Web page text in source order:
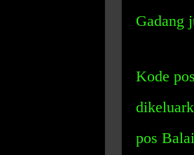
Gadang
Kode
pos